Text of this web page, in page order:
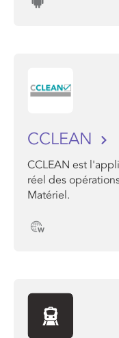
CCLEAN
CCLEAN est
réel des
Matériel.